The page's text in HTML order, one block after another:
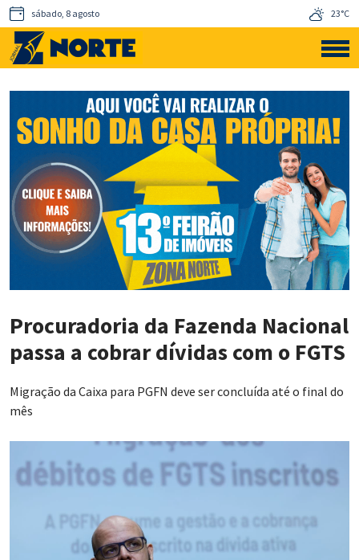
sábado, 8 agosto 23°C
Procuradoria da Fazenda Nacional
passa a cobrar dívidas com o FGTS
Migração da Caixa para PGFN deve ser concluída até o final do
mês